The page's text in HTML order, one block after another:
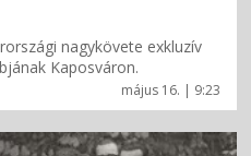
május 16. | 9:23
nagykövete exkluzív
Kaposváron.